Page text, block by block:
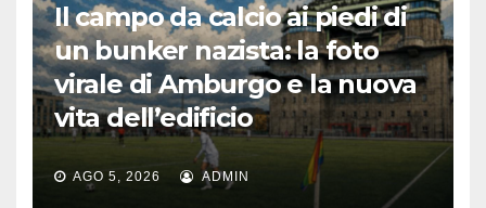
Il campo da calcio ai piedi di
un bunker nazista: la foto
virale di Amburgo e la nuova
vita dell’edificio
AGO 5, 2026 ADMIN